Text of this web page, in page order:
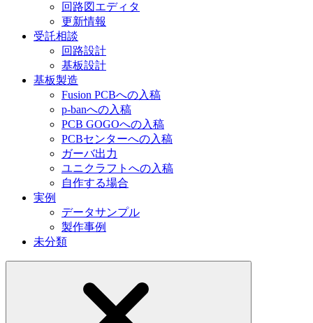
回路図エディタ
更新情報
受託相談
回路設計
基板設計
基板製造
Fusion PCBへの入稿
p-banへの入稿
PCB GOGOへの入稿
PCBセンターへの入稿
ガーバ出力
ユニクラフトへの入稿
自作する場合
実例
データサンプル
製作事例
未分類